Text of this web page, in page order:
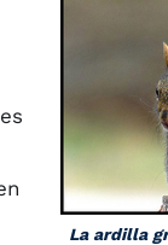
La ardilla